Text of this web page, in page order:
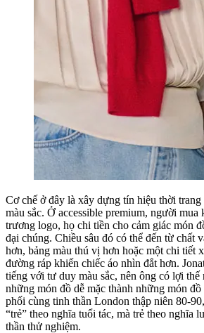
Cơ chế ở đây là xây dựng tín hiệu thời trang
màu sắc. Ở accessible premium, người mua
trương logo, họ chi tiền cho cảm giác món
đại chúng. Chiều sâu đó có thể đến từ chất
hơn, bảng màu thú vị hơn hoặc một chi tiết
đường ráp khiến chiếc áo nhìn đắt hơn.
tiếng với tư duy màu sắc, nên ông có lợi thế
những món đồ dễ mặc thành những món
phối cùng tinh thần London thập niên 80-
“trẻ” theo nghĩa tuổi tác, mà trẻ theo nghĩa
thần thử nghiệm.